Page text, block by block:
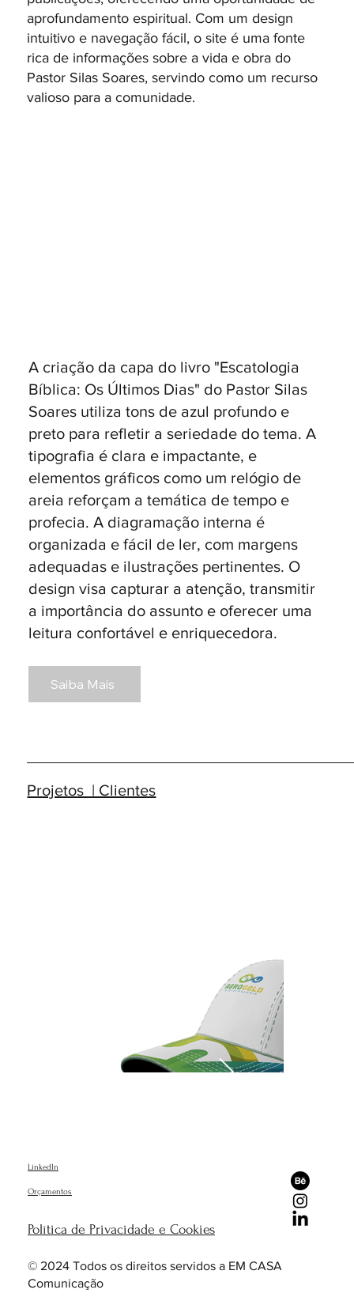
aprofundamento espiritual. Com um design
intuitivo e navegação fácil, o site é uma fonte
rica de informações sobre a vida e obra do
Pastor Silas Soares, servindo como um recurso
valioso para a comunidade.
Agrogold
Projetos | Clientes
A criação da capa do livro "Escatologia
Bíblica: Os Últimos Dias" do Pastor Silas
Soares utiliza tons de azul profundo e
preto para refletir a seriedade do tema. A
tipografia é clara e impactante, e
elementos gráficos como um relógio de
areia reforçam a temática de tempo e
profecia. A diagramação interna é
organizada e fácil de ler, com margens
adequadas e ilustrações pertinentes. O
design visa capturar a atenção, transmitir
a importância do assunto e oferecer uma
leitura confortável e enriquecedora.
Saiba Mais
LinkedIn
Orçamentos
Política de Privacidade e Cookies
© 2024 Todos os direitos servidos a EM CASA
Comunicação